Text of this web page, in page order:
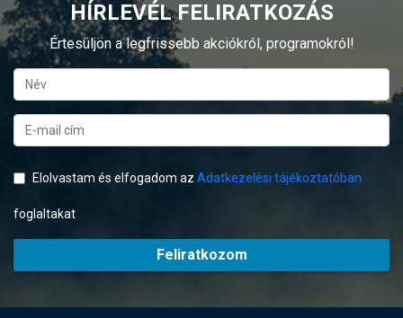
HÍRLEVÉL FELIRATKOZÁS
Értesüljön a legfrissebb akciókról, programokról!
Elolvastam és elfogadom az Adatkezelési tájékoztatóban
foglaltakat
Feliratkozom